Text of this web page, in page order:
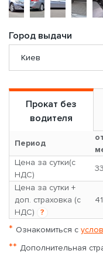
Город выдачи
Прокат без
водителя
Период
Цена за сутки(с
НДС)
Цена за сутки +
доп. страховка (с
НДС)
?
* Ознакомиться с
** Дополнительная